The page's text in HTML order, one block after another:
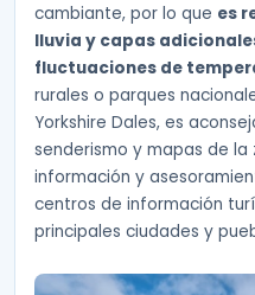
cambiante, por lo que es
lluvia y capas
fluctuaciones de
rurales o parques
Yorkshire Dales, es
senderismo y mapas de la
información y
centros de información
principales ciudades y